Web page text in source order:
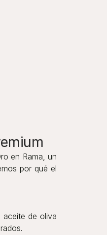
en Rama, un
por qué el
aceite de oliva